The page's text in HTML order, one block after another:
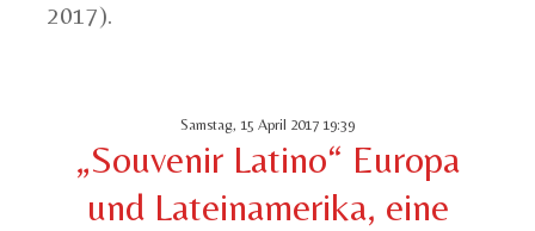
2017).
Samstag, 15 April 2017 19:39
„Souvenir Latino“ Europa
und Lateinamerika, eine